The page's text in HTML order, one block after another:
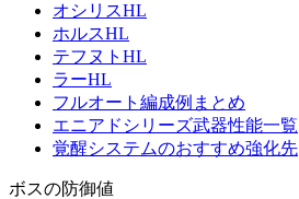
オシリスHL
ホルスHL
テフヌトHL
ラーHL
フルオート編成例まとめ
エニアドシリーズ武器性能一覧
覚醒システムのおすすめ強化先
ボスの防御値